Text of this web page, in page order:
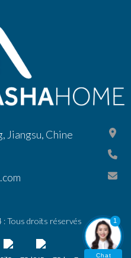
Jiangsu, Chine
Tous droits réservés 1
Chat